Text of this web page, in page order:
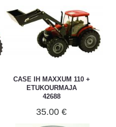
CASE IH MAXXUM 110 +
ETUKOURMAJA
42688
35.00 €